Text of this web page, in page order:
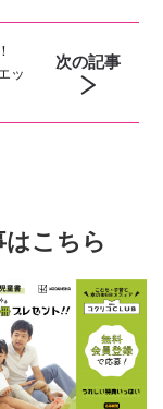
ッ
次の記事
こちら